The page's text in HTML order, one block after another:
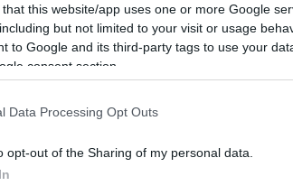
that this website/app uses one or more Google
but not limited to your visit or usage
to Google and its third-party tags to use your
consent section.
Data Processing Opt Outs
opt-out of the Sharing of my personal data.